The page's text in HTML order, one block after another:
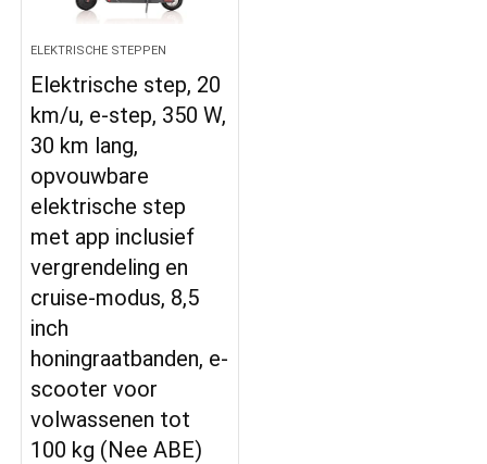
ELEKTRISCHE STEPPEN
Elektrische step, 20
km/u, e-step, 350 W,
30 km lang,
opvouwbare
elektrische step
met app inclusief
vergrendeling en
cruise-modus, 8,5
inch
honingraatbanden, e-
scooter voor
volwassenen tot
100 kg (Nee ABE)